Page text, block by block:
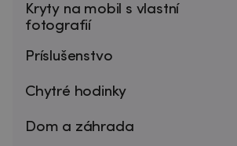
Kryty na mobil s vlastní
fotografií
Príslušenstvo
Chytré hodinky
Dom a záhrada